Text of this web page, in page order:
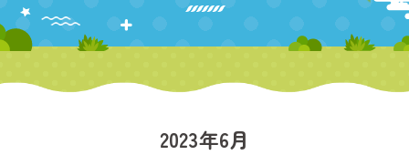
2023年6月